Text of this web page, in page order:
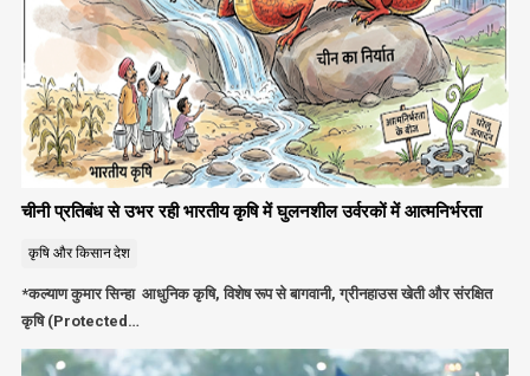
चीनी प्रतिबंध से उभर रही भारतीय कृषि में घुलनशील उर्वरकों में आत्मनिर्भरता
कृषि और किसानदेश
*कल्याण कुमार सिन्हा आधुनिक कृषि, विशेष रूप से बागवानी, ग्रीनहाउस खेती और संरक्षित
कृषि (Protected…